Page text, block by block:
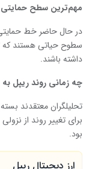
مهم‌ترین سطح
در حال حاضر خط
سطوح حیاتی هستند که
داشته باشند.
چه زمانی روند ریپل
بود.
ارز دیجیتال ریپل